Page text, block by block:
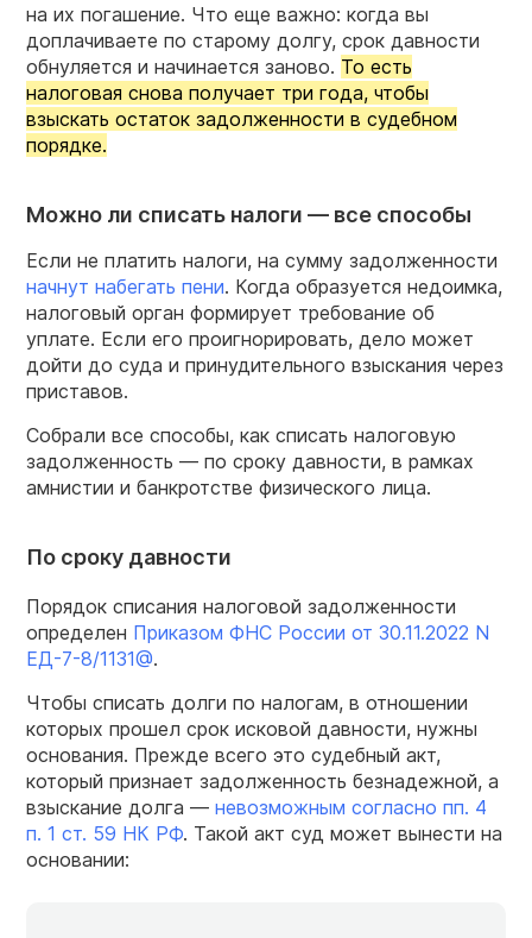
на их погашение. Что еще важно: когда вы
доплачиваете по старому долгу, срок давности
обнуляется и начинается заново. То есть
налоговая снова получает три года, чтобы
взыскать остаток задолженности в судебном
порядке.
Можно ли списать налоги — все способы
Если не платить налоги, на сумму задолженности
начнут набегать пени. Когда образуется недоимка,
налоговый орган формирует требование об
уплате. Если его проигнорировать, дело может
дойти до суда и принудительного взыскания через
приставов.
Собрали все способы, как списать налоговую
задолженность — по сроку давности, в рамках
амнистии и банкротстве физического лица.
По сроку давности
Порядок списания налоговой задолженности
определен Приказом ФНС России от 30.11.2022 N
ЕД-7-8/1131@.
Чтобы списать долги по налогам, в отношении
которых прошел срок исковой давности, нужны
основания. Прежде всего это судебный акт,
который признает задолженность безнадежной, а
взыскание долга — невозможным согласно пп. 4
п. 1 ст. 59 НК РФ. Такой акт суд может вынести на
основании: